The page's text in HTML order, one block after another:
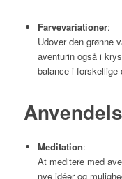
Farvevariationer:
Udover den grønne
aventurin også i
balance i forskellige
Meditation:
At meditere med
nye idéer og